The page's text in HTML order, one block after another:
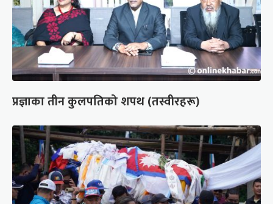
प्रज्ञाका तीन कुलपतिको शपथ (तस्वीरहरू)